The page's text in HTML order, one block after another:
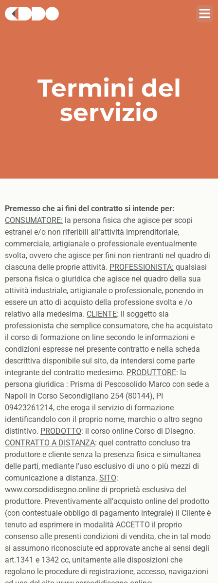
Termini del
servizio
Premesso che ai fini del contratto si intende per:
CONSUMATORE: la persona fisica che agisce per scopi
estranei e/o non riferibili all’attività imprenditoriale,
commerciale, artigianale o professionale eventualmente
svolta, ovvero che agisce per fini non rientranti nel quadro di
ciascuna delle proprie attività. PROFESSIONISTA: qualsiasi
persona fisica o giuridica che agisce nel quadro della sua
attività industriale, artigianale o professionale, ponendo in
essere un atto di acquisto della professione svolta e /o
relativo alla medesima. CLIENTE: il soggetto sia
professionista che semplice consumatore, che ha acquistato
il corso di formazione on line secondo le informazioni e
condizioni espresse nel presente contratto e nella scheda
descrittiva disponibile sul sito, da intendersi come parte
integrante del contratto medesimo. PRODUTTORE: la
persona giuridica : Prisma di Pescosolido Marco con sede a
Napoli in Corso Secondigliano 254 (80144), PI
09423261214, che eroga il servizio di formazione
identificandolo con il proprio nome, marchio o altro segno
distintivo. PRODOTTO: il corso online Corso di Disegno.
CONTRATTO A DISTANZA: quel contratto concluso tra
produttore e cliente senza la presenza fisica e simultanea
delle parti, mediante l’uso esclusivo di uno o più mezzi di
comunicazione a distanza. SITO:
www.corsodidisegno.online di proprietà esclusiva del
produttore. Preventivamente all’acquisto online del prodotto
(con contestuale obbligo di pagamento integrale) il Cliente è
tenuto ad esprimere in modalità ACCETTO il proprio
consenso alle presenti condizioni di vendita, che in tal modo
si assumono riconosciute ed approvate anche ai sensi degli
art.1341 e 1342 cc, unitamente alle disposizioni che
regolano le procedure di registrazione, accesso, navigazioni